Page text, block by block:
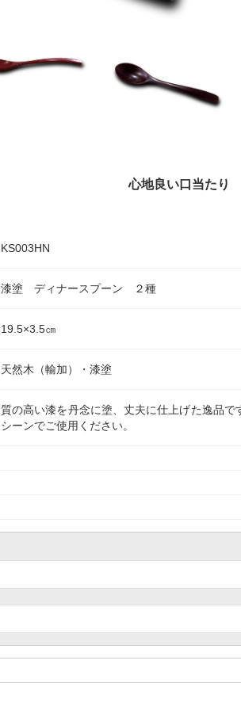
心地良い口当たり
KS003HN
漆塗 ディナースプーン ２種
19.5×3.5㎝
天然木（輸加）・漆塗
質の高い漆を丹念に塗、丈夫に仕上げた逸品
シーンでご使用ください。